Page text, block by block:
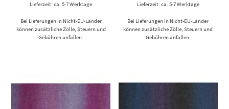
Lieferzeit: ca. 5-7 Werktage
Bei Lieferungen in Nicht-EU-Länder
können zusätzliche Zölle, Steuern und
Gebühren anfallen.
Lieferzeit: ca. 5-7 Werktage
Bei Lieferungen in Nicht-EU-Länder
können zusätzliche Zölle, Steuern und
Gebühren anfallen.